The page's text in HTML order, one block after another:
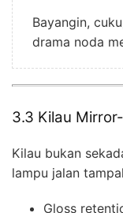
Bayangin,
drama noda
3.3 Kilau
Kilau bukan
lampu jalan
Gloss